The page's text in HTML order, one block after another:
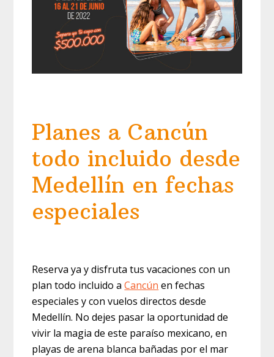
Planes a Cancún
todo incluido desde
Medellín en fechas
especiales
Reserva ya y disfruta tus vacaciones con un
plan todo incluido aCancún en fechas
especiales y con vuelos directos desde
Medellín. No dejes pasar la oportunidad de
vivir la magia de este paraíso mexicano, en
playas de arena blanca bañadas por el mar